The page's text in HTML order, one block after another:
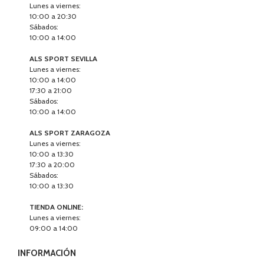
Lunes a viernes:
10:00 a 20:30
Sábados:
10:00 a 14:00
ALS SPORT SEVILLA
Lunes a viernes:
10:00 a 14:00
17:30 a 21:00
Sábados:
10:00 a 14:00
ALS SPORT ZARAGOZA
Lunes a viernes:
10:00 a 13:30
17:30 a 20:00
Sábados:
10:00 a 13:30
TIENDA ONLINE:
Lunes a viernes:
09:00 a 14:00
INFORMACIÓN